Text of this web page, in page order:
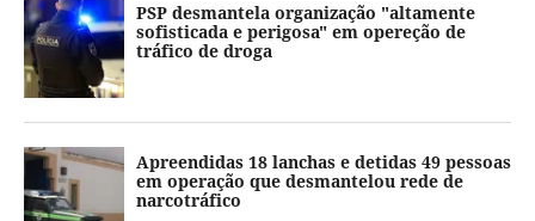
PSP desmantela organização "altamente
sofisticada e perigosa" em opereção de
tráfico de droga
Apreendidas 18 lanchas e detidas 49 pessoas
em operação que desmantelou rede de
narcotráfico